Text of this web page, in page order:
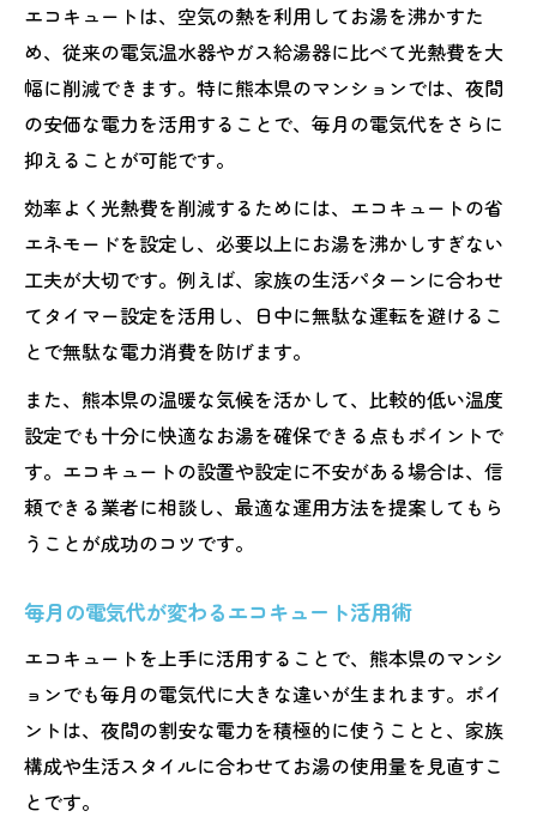
エコキュートは、空気の熱を利用してお湯を沸かすた
め、従来の電気温水器やガス給湯器に比べて光熱費を大
幅に削減できます。特に熊本県のマンションでは、夜間
の安価な電力を活用することで、毎月の電気代をさらに
抑えることが可能です。
効率よく光熱費を削減するためには、エコキュートの省
エネモードを設定し、必要以上にお湯を沸かしすぎない
工夫が大切です。例えば、家族の生活パターンに合わせ
てタイマー設定を活用し、日中に無駄な運転を避けるこ
とで無駄な電力消費を防げます。
また、熊本県の温暖な気候を活かして、比較的低い温度
設定でも十分に快適なお湯を確保できる点もポイントで
す。エコキュートの設置や設定に不安がある場合は、信
頼できる業者に相談し、最適な運用方法を提案してもら
うことが成功のコツです。
毎月の電気代が変わるエコキュート活用術
エコキュートを上手に活用することで、熊本県のマンシ
ョンでも毎月の電気代に大きな違いが生まれます。ポイ
ントは、夜間の割安な電力を積極的に使うことと、家族
構成や生活スタイルに合わせてお湯の使用量を見直すこ
とです。